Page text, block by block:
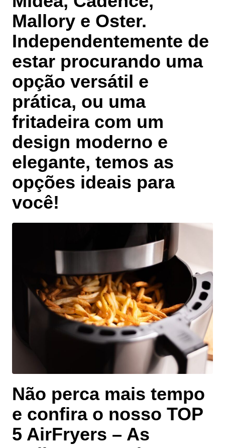
Mallory e Oster.
Independentemente de
estar procurando uma
opção versátil e
prática, ou uma
fritadeira com um
design moderno e
elegante, temos as
opções ideais para
você!
Não perca mais tempo
e confira o nosso TOP
5 AirFryers – As